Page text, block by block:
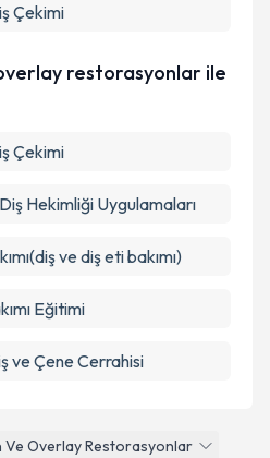
Ve Overlay Restorasyonlar
Çekimi
restorasyonlar ile
Çekimi
Hekimliği Uygulamaları
ve diş eti bakımı)
Eğitimi
ve Çene Cerrahisi